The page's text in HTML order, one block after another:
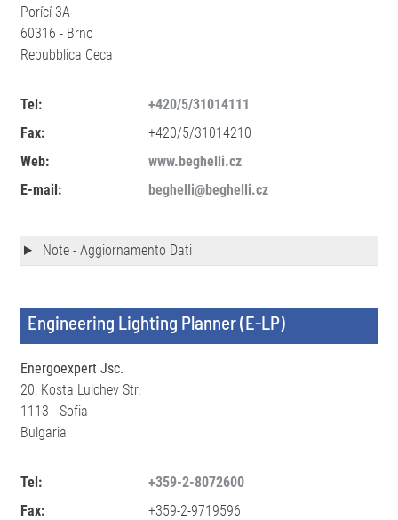
Porící 3A
60316 - Brno
Repubblica Ceca
Tel:
+420/5/31014111
Fax:
+420/5/31014210
Web:
www.beghelli.cz
E-mail:
beghelli@beghelli.cz
Note - Aggiornamento Dati
Engineering Lighting Planner (E-LP)
Energoexpert Jsc.
20, Kosta Lulchev Str.
1113 - Sofia
Bulgaria
Tel:
+359-2-8072600
Fax:
+359-2-9719596